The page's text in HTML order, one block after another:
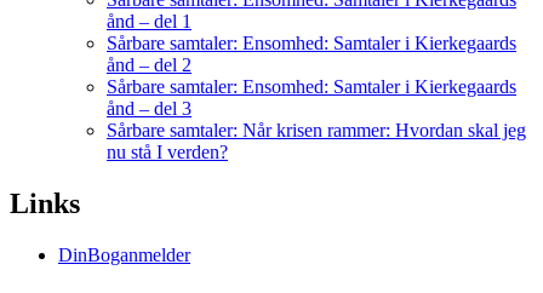
ånd – del 1
Sårbare samtaler: Ensomhed: Samtaler i Kierkegaards
ånd – del 2
Sårbare samtaler: Ensomhed: Samtaler i Kierkegaards
ånd – del 3
Sårbare samtaler: Når krisen rammer: Hvordan skal jeg
nu stå I verden?
Links
DinBoganmelder